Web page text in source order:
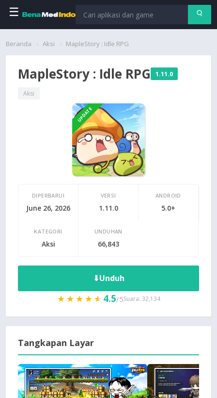
☰
Beranda
Beranda Aksi MapleStory : Idle RPG
MapleStory : Idle RPG 1.11.0
Aksi
UPDATE
DIPERBARUI
June 26, 2026
VERSI
1.11.0
ANDROID
5.0+
KATEGORI
Aksi
UNDUHAN
66,843
⬇Unduh
★★★★★
★★★★★ 4.5/5Suara: 32,134
Tangkapan Layar